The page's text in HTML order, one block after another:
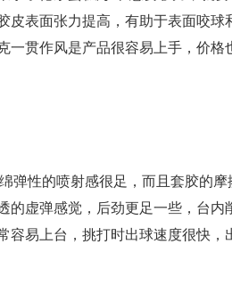
皮表面张力提高，有助于表面咬球
一贯作风是产品很容易上手，价格
弹性的喷射感很足，而且套胶的
虚弹感觉，后劲更足一些，台内
容易上台，挑打时出球速度很快，